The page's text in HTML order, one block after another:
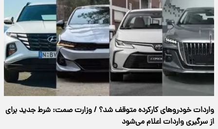
واردات خودروهای کارکرده متوقف شد؟ / وزارت صمت: شرط جدید برای
از سرگیری واردات اعلام می‌شود